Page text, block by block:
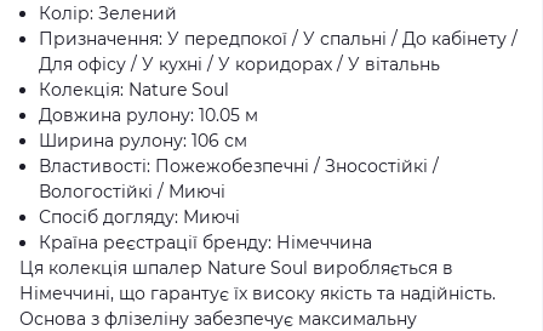
Колір: Зелений
Призначення: У передпокої / У спальні / До кабінету /
Для офісу / У кухні / У коридорах / У вітальнь
Колекція: Nature Soul
Довжина рулону: 10.05 м
Ширина рулону: 106 см
Властивості: Пожежобезпечні / Зносостійкі /
Вологостійкі / Миючі
Спосіб догляду: Миючі
Країна реєстрації бренду: Німеччина
Ця колекція шпалер Nature Soul виробляється в
Німеччині, що гарантує їх високу якість та надійність.
Основа з флізеліну забезпечує максимальну